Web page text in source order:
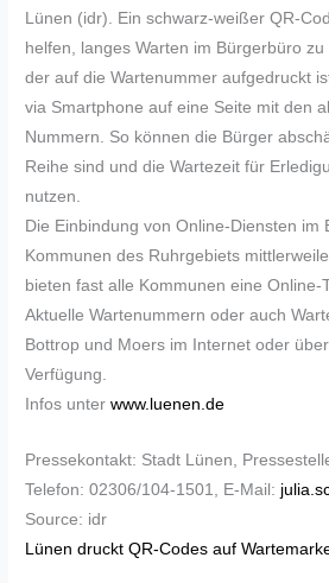
Lünen (idr). Ein schwarz-weißer QR-
helfen, langes Warten im Bürgerbüro
der auf die Wartenummer aufgedruckt
via Smartphone auf eine Seite mit den
Nummern. So können die Bürger
Reihe sind und die Wartezeit für
nutzen.
Die Einbindung von Online-Diensten im
Kommunen des Ruhrgebiets
bieten fast alle Kommunen eine Online-
Aktuelle Wartenummern oder auch
Bottrop und Moers im Internet oder
Verfügung.
Infos unterwww.luenen.de
Pressekontakt: Stadt Lünen,
Telefon: 02306/104-1501, E-Mail:
Source: idr
Lünen druckt QR-Codes auf